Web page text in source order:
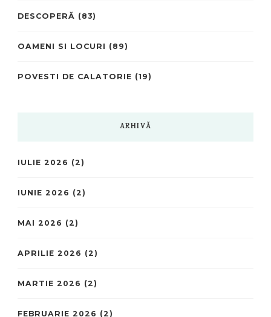
DESCOPERĂ (83)
OAMENI SI LOCURI (89)
POVESTI DE CALATORIE (19)
ARHIVĂ
IULIE 2026 (2)
IUNIE 2026 (2)
MAI 2026 (2)
APRILIE 2026 (2)
MARTIE 2026 (2)
FEBRUARIE 2026 (2)